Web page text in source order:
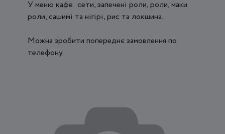
У меню кафе: сети, запечені роли, роли, маки
роли, сашимі та нігірі, рис та локшина.
Можна зробити попереднє замовлення по
телефону.